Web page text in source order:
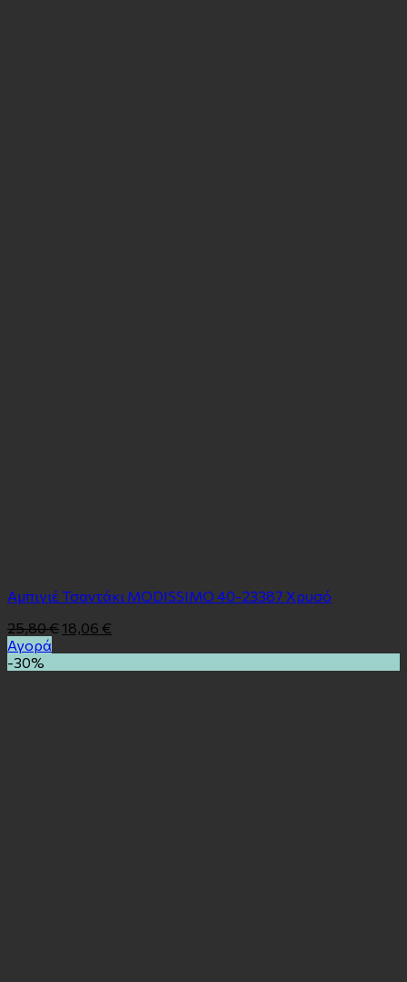
Αμπιγιέ Τσαντάκι MODISSIMO 40-23387 Χρυσό
25,80€ 18,06 €
Αγορά
-30%